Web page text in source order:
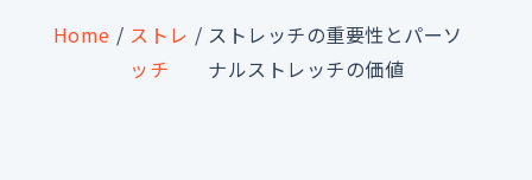
Home / ストレ
ッチ
/ ストレッチの重要性とパーソ
ナルストレッチの価値